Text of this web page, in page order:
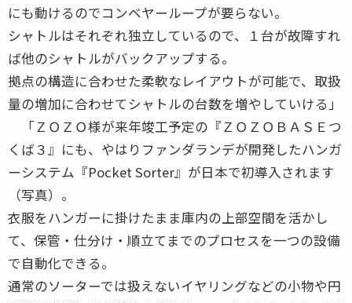
にも動けるのでコンベヤーループが要らない。
シャトルはそれぞれ独立しているので、１台が故障すれ
ば他のシャトルがバックアップする。
拠点の構造に合わせた柔軟なレイアウトが可能で、取扱
量の増加に合わせてシャトルの台数を増やしていける」
「ＺＯＺＯ様が来年竣工予定の『ＺＯＺＯＢＡＳＥつ
くば３』にも、やはりファンダランデが開発したハンガ
ーシステム『Pocket Sorter』が日本で初導入されます
（写真）。
衣服をハンガーに掛けたまま庫内の上部空間を活かし
て、保管・仕分け・順立てまでのプロセスを一つの設備
で自動化できる。
通常のソーターでは扱えないイヤリングなどの小物や円